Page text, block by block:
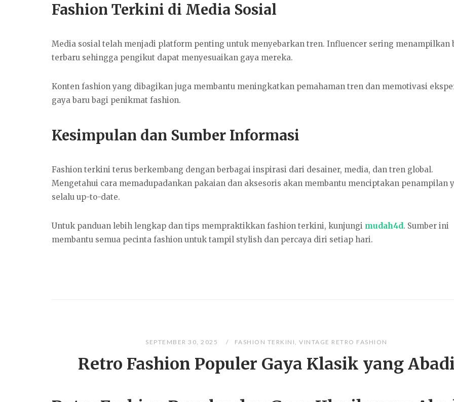
Fashion Terkini di Media Sosial
Media sosial telah menjadi platform penting untuk menyebarkan tren. Influencer sering menampilkan
terbaru sehingga pengikut dapat menyesuaikan gaya mereka.
Konten fashion yang dibagikan juga membantu meningkatkan pemahaman tren dan memotivasi
gaya baru bagi penikmat fashion.
Kesimpulan dan Sumber Informasi
Fashion terkini terus berkembang dengan berbagai inspirasi dari desainer, media, dan tren global.
Mengetahui cara memadupadankan pakaian dan aksesoris akan membantu menciptakan penampilan
selalu up-to-date.
Untuk panduan lebih lengkap dan tips mempraktikkan fashion terkini, kunjungi mudah4d. Sumber ini
membantu semua pecinta fashion untuk tampil stylish dan percaya diri setiap hari.
SEPTEMBER 30, 2025 FASHION TERKINI ,VINTAGE RETRO FASHION
Retro Fashion Populer Gaya Klasik yang